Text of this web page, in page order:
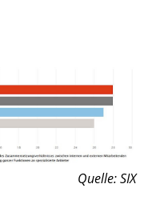
Quelle: SIX